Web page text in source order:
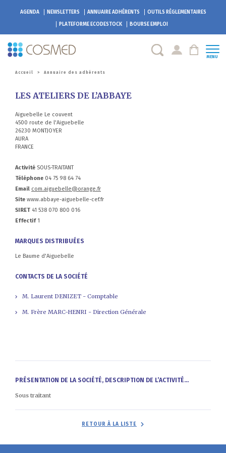
AGENDA NEWSLETTERS ANNUAIRE ADHÉRENTS
OUTILS RÉGLEMENTAIRES
PLATEFORMEECODESTOCK BOURSE EMPLOI
MENU
Accueil > Annuaire des adhérents
LES ATELIERS DE L’ABBAYE
Aiguebelle Le couvent
4500 route de l'Aiguebelle
26230 MONTJOYER
AURA
FRANCE
Activité SOUS-TRAITANT
Téléphone 04 75 98 64 74
Email com.aiguebelle@orange.fr
Site www.abbaye-aiguebelle-cef.fr
SIRET 41 538 070 800 016
Effectif1
MARQUES DISTRIBUÉES
Le Baume d'Aiguebelle
CONTACTS DE LA SOCIÉTÉ
M. Laurent DENIZET - Comptable
M. Frère MARC-HENRI - Direction Générale
PRÉSENTATION DE LA SOCIÉTÉ, DESCRIPTION DE L’ACTIVITÉ...
Sous traitant
RETOUR À LA LISTE